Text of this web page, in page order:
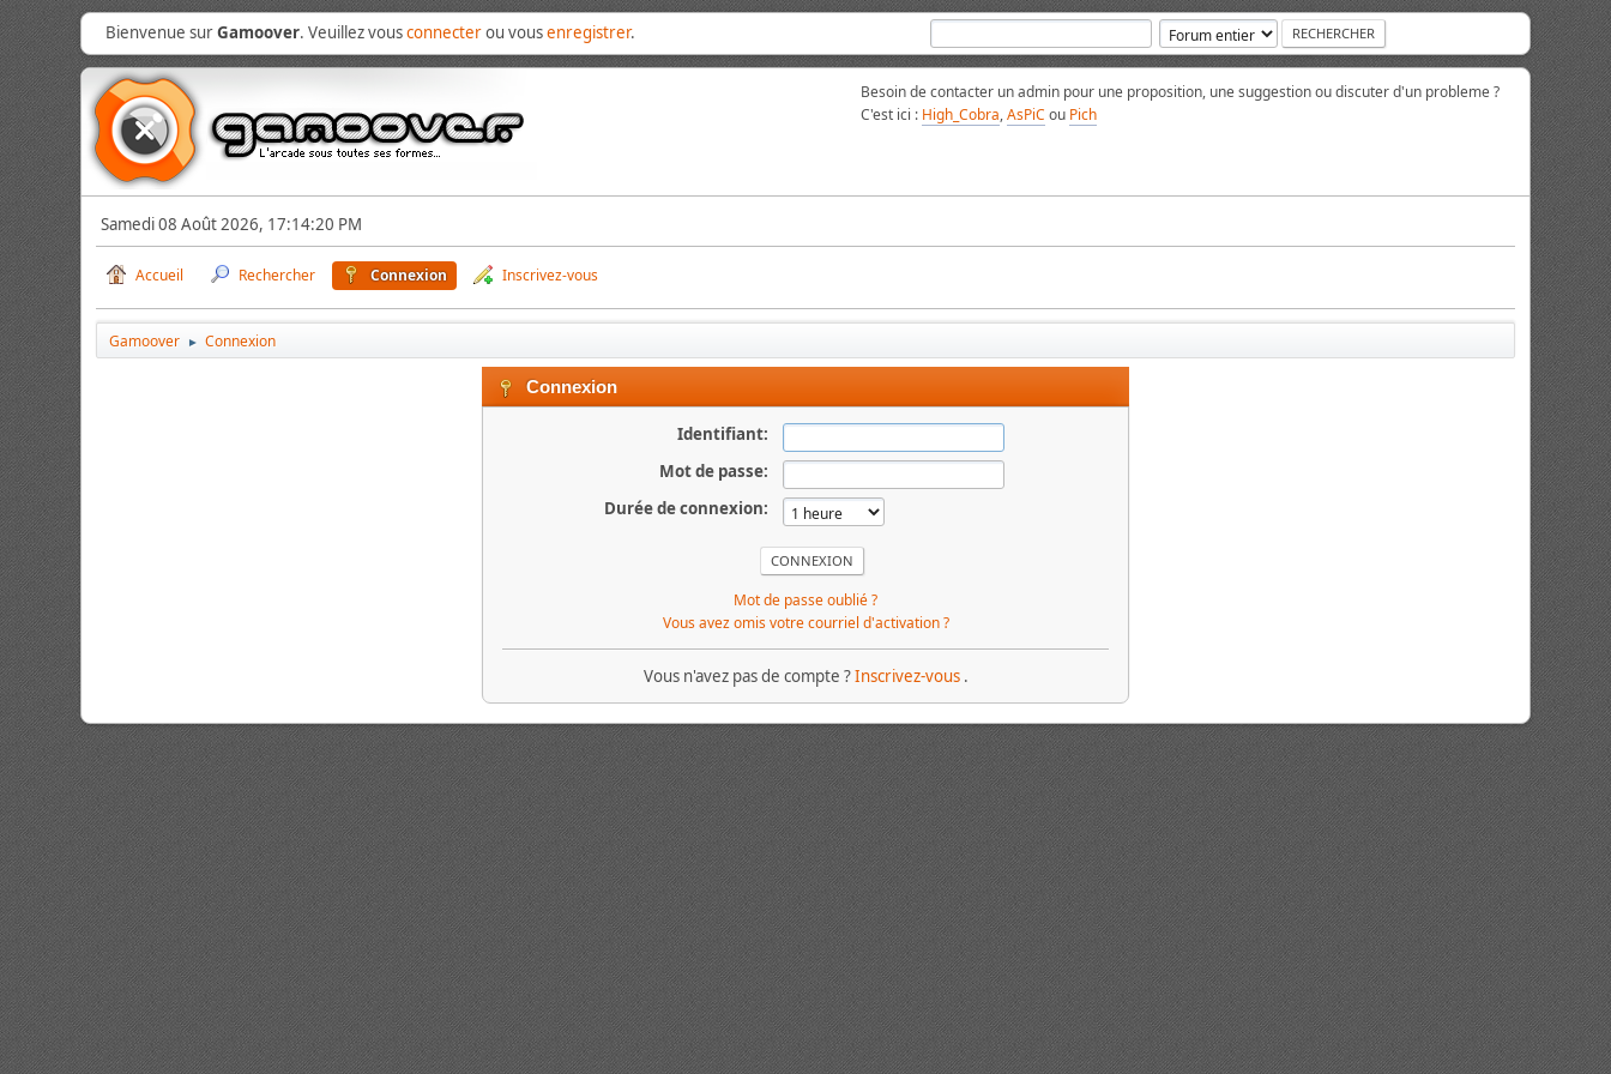
Bienvenue surGamoover. Veuillez vousconnecterou vousenregistrer.
Besoin de contacter un admin pour une proposition, une suggestion ou discuter d'un probleme ?
C'est ici : High_Cobra,AsPiC ou Pich
Samedi 08 Août 2026, 17:14:20 PM
Accueil Rechercher Connexion Inscrivez-vous
Gamoover ► Connexion
Connexion
Identifiant:
Mot de passe:
Durée de connexion:
Mot de passe oublié ?
Vous avez omis votre courriel d'activation ?
Vous n'avez pas de compte ?Inscrivez-vous .